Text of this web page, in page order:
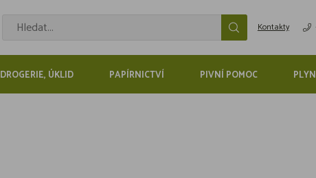
Kontakty
DROGERIE, ÚKLID PAPÍRNICTVÍ PIVNÍ POMOC